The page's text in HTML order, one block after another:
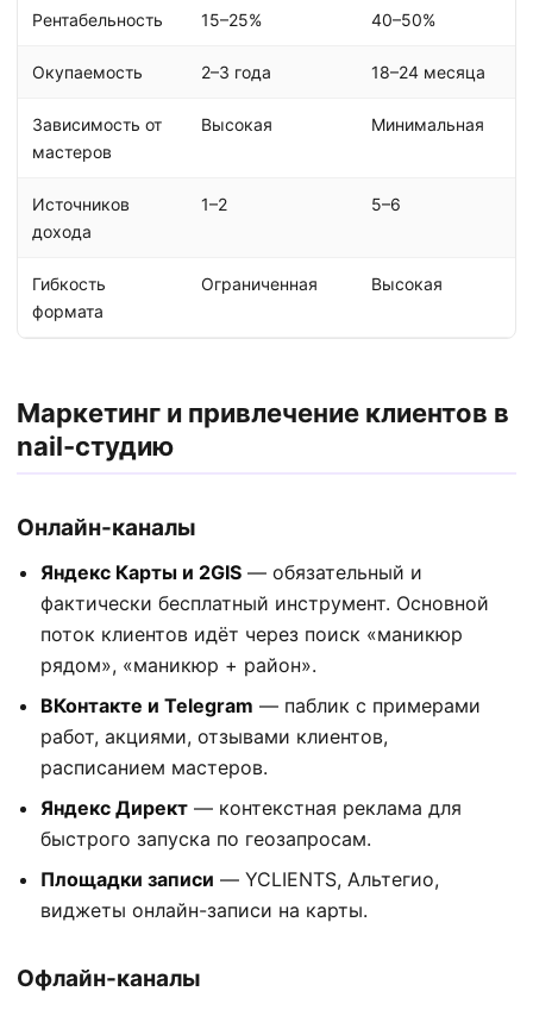
Рентабельность 15–25% 40–50%
Окупаемость 2–3 года 18–24 месяца
Зависимость от
мастеров
Высокая Минимальная
Источников
дохода
1–2 5–6
Гибкость
формата
Ограниченная Высокая
Маркетинг и привлечение клиентов в
nail-студию
Онлайн-каналы
Яндекс Карты и 2GIS — обязательный и
фактически бесплатный инструмент. Основной
поток клиентов идёт через поиск «маникюр
рядом», «маникюр + район».
ВКонтакте и Telegram — паблик с примерами
работ, акциями, отзывами клиентов,
расписанием мастеров.
Яндекс Директ — контекстная реклама для
быстрого запуска по геозапросам.
Площадки записи — YCLIENTS, Альтегио,
виджеты онлайн-записи на карты.
Офлайн-каналы